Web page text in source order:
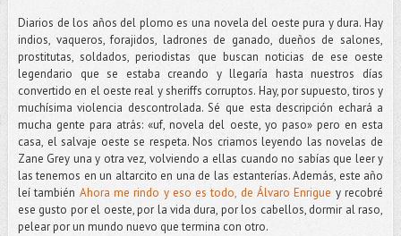
Diarios de los años del plomo es una novela del oeste pura y dura. Hay
indios, vaqueros, forajidos, ladrones de ganado, dueños de salones,
prostitutas, soldados, periodistas que buscan noticias de ese oeste
legendario que se estaba creando y llegaría hasta nuestros días
convertido en el oeste real y sheriffs corruptos. Hay, por supuesto, tiros y
muchísima violencia descontrolada. Sé que esta descripción echará a
mucha gente para atrás: «uf, novela del oeste, yo paso» pero en esta
casa, el salvaje oeste se respeta. Nos criamos leyendo las novelas de
Zane Grey una y otra vez, volviendo a ellas cuando no sabías que leer y
las tenemos en un altarcito en una de las estanterías. Además, este año
leí también Ahora me rindo y eso es todo, de Álvaro Enrigue y recobré
ese gusto por el oeste, por la vida dura, por los cabellos, dormir al raso,
pelear por un mundo nuevo que termina con otro.